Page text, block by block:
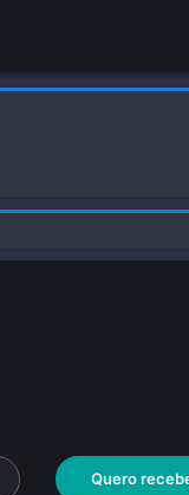
Quero